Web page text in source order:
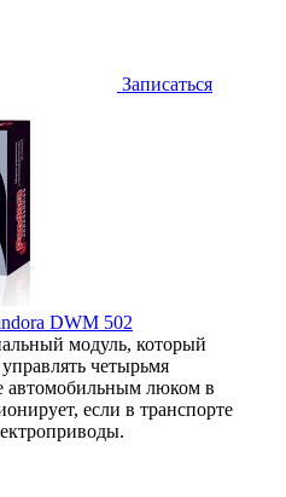
Записаться
DWM 502
модуль, который
четырьмя
автомобильным люком в
если в транспорте